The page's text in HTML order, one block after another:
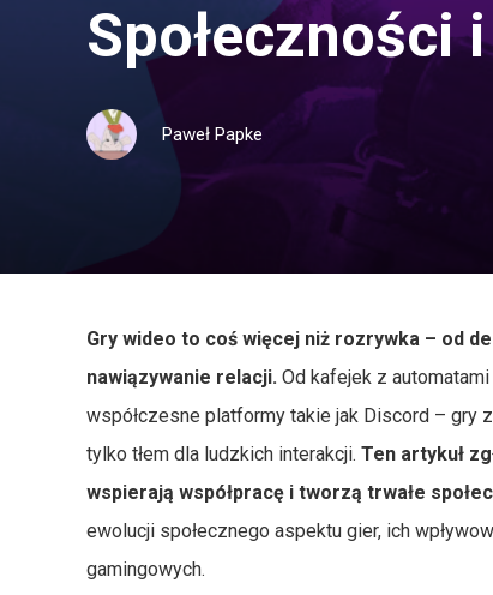
Społeczności
Paweł Papke
Gry wideo to coś więcej niż rozrywka – od
nawiązywanie relacji. Od kafejek z
współczesne platformy takie jak Discord – gry
tylko tłem dla ludzkich interakcji. Ten artykuł
wspierają współpracę i tworzą trwałe
ewolucji społecznego aspektu gier, ich
gamingowych.